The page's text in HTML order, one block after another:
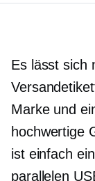
Es lässt sich
Marke und
hochwertige
ist einfach
parallelen